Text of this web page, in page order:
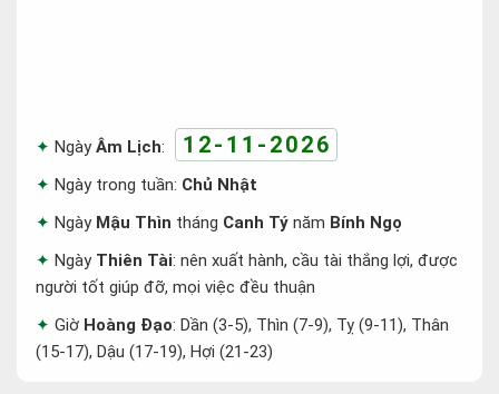
NgàyÂm Lịch: 12-11-2026
Ngày trong tuần: Chủ Nhật
Ngày Mậu Thìn tháng Canh Tý năm Bính Ngọ
Ngày Thiên Tài: nên xuất hành, cầu tài thắng lợi, được
người tốt giúp đỡ, mọi việc đều thuận
Giờ Hoàng Đạo: Dần (3-5), Thìn (7-9), Tỵ (9-11), Thân
(15-17), Dậu (17-19), Hợi (21-23)